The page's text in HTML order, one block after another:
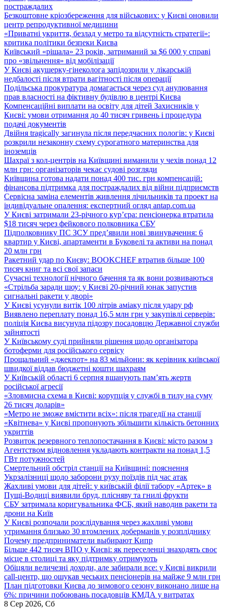
постраждалих
Безкоштовне кріозбереження для військових: у Києві оновили
центр репродуктивної медицини
«Приватні укриття, безлад у метро та відсутність стратегії»:
критика політики безпеки Києва
Київський «рішала» 23 років, затриманий за $6 000 у справі
про «звільнення» від мобілізації
У Києві акушерку-гінеколога запідозрили у лікарській
недбалості після втрати вагітності після операції
Подільська прокуратура домагається через суд анулювання
прав власності на фіктивну будівлю в центрі Києва
Компенсаційні виплати на освіту для дітей Захисників у
Києві: умови отримання до 40 тисяч гривень і процедура
подачі документів
Двійня tragically загинула після передчасних пологів: у Києві
розкрили незаконну схему сурогатного материнства для
іноземців
Шахраї з кол-центрів на Київщині виманили у чехів понад 12
млн грн: організаторів чекає судові розгляди
Київщина готова надати понад 400 тис. грн компенсацій:
фінансова підтримка для постраждалих від війни підприємств
Сервісна заміна елементів живлення лічильників та проект на
індивідуальне опалення: експертний огляд antap.com.ua
У Києві затримали 23-річного кур’єра: пенсіонерка втратила
$18 тисяч через фейкового полковника СБУ
Підполковнику ПС ЗСУ пред’явили нові звинувачення: 6
квартир у Києві, апартаменти в Буковелі та активи на понад
20 млн грн
Ракетний удар по Києву: BOOKCHEF втратив більше 100
тисяч книг та всі свої запаси
Сучасні технології нічного бачення та як вони розвиваються
«Стрільба заради шоу: у Києві 20-річний юнак запустив
сигнальні ракети у дворі»
У Києві усунули витік 100 літрів аміаку після удару рф
Виявлено переплату понад 16,5 млн грн у закупівлі серверів:
поліція Києва висунула підозру посадовцю Державної служби
зайнятості
У Київському суді прийняли рішення щодо організатора
ботоферми для російського сервісу
Прощальний «джекпот» на 83 мільйони: як керівник київської
швидкої віддав бюджетні кошти шахраям
У Київській області 6 серпня вшанують пам’ять жертв
російської агресії
«Зловмисна схема в Києві: корупція у службі в тилу на суму
26 тисяч доларів»
«Метро не зможе вмістити всіх»: після трагедії на станції
«Квітнева» у Києві пропонують збільшити кількість бетонних
укриттів
Розвиток резервного теплопостачання в Києві: місто разом з
Агентством відновлення укладають контракти на понад 1,5
ГВт потужностей
Смертельний обстріл станції на Київщині: пояснення
Укрзалізниці щодо заборони руху поїздів під час атак
Жахливі умови для дітей: у київській філії табору «Артек» в
Пущі-Водиці виявили бруд, плісняву та гнилі фрукти
СБУ затримала коригувальника ФСБ, який наводив ракети та
дрони на Київ
У Києві розпочали розслідування через жахливі умови
утримання близько 30 втомлених доберманів у розпліднику
Почему предприниматели выбирают Кипр
Більше 442 тисяч ВПО у Києві: як переселенці знаходять своє
місце в столиці та яку підтримку отримують
Обіцяли величезні доходи, але забирали все: у Києві викрили
call-центр, що ошукав чеських пенсіонерів на майже 9 млн грн
План підготовки Києва до зимового сезону виконано лише на
6%: причини побоювань посадовців КМДА у витратах
8 Сер 2026, Сб